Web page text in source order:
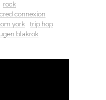
rock
connexion
york
trip hop
blakrok